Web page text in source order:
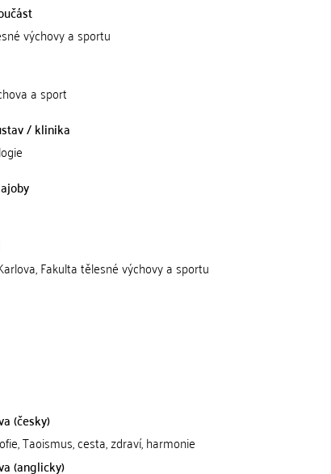
výchovy a sportu
a sport
/ klinika
Fakulta tělesné výchovy a sportu
(česky)
Taoismus, cesta, zdraví, harmonie
(anglicky)